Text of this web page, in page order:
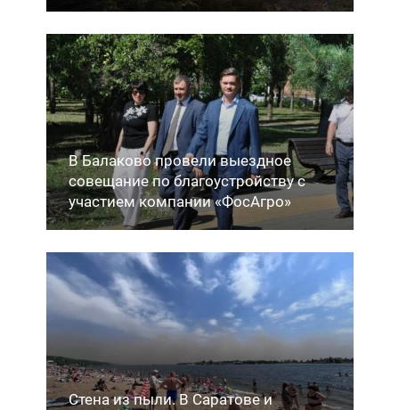
В Балаково провели выездное
совещание по благоустройству с
участием компании «ФосАгро»
Стена из пыли. В Саратове и